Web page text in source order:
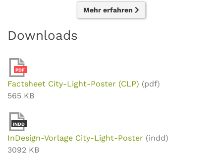
Mehr erfahren
Downloads
PDF
Factsheet City-Light-Poster (CLP) (pdf)
565 KB
INDD
InDesign-Vorlage City-Light-Poster (indd)
3092 KB